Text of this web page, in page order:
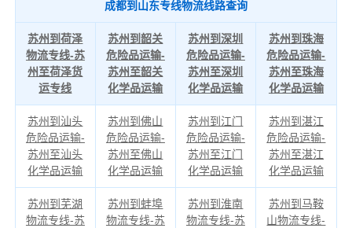
成都到山东专线物流线路查询
苏州到荷泽
物流专线-苏
州至荷泽货
运专线
苏州到韶关
危险品运输-
苏州至韶关
化学品运输
苏州到深圳
危险品运输-
苏州至深圳
化学品运输
苏州到珠海
危险品运输-
苏州至珠海
化学品运输
苏州到汕头
危险品运输-
苏州至汕头
化学品运输
苏州到佛山
危险品运输-
苏州至佛山
化学品运输
苏州到江门
危险品运输-
苏州至江门
化学品运输
苏州到湛江
危险品运输-
苏州至湛江
化学品运输
苏州到芜湖
物流专线-苏
苏州到蚌埠
物流专线-苏
苏州到淮南
物流专线-苏
苏州到马鞍
山物流专线-